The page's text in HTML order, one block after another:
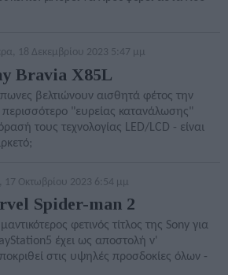
18 Δεκεμβρίου 2023 5:47 μμ
Bravia X85L
βελτιώνουν αισθητά φέτος την
περισσότερο "ευρείας κατανάλωσης"
τους τεχνολογίας LED/LCD - είναι
17 Οκτωβρίου 2023 6:54 μμ
Spider-man 2
φετινός τίτλος της Sony για
έχει ως αποστολή ν'
στις υψηλές προσδοκίες όλων -